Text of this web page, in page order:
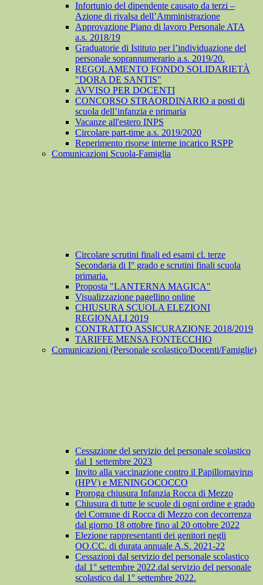
Infortunio del dipendente causato da terzi –
Azione di rivalsa dell’Amministrazione
Approvazione Piano di lavoro Personale ATA
a.s. 2018/19
Graduatorie di Istituto per l’individuazione del
personale soprannumerario a.s. 2019/20.
REGOLAMENTO FONDO SOLIDARIETÀ
"DORA DE SANTIS"
AVVISO PER DOCENTI
CONCORSO STRAORDINARIO a posti di
scuola dell’infanzia e primaria
Vacanze all'estero INPS
Circolare part-time a.s. 2019/2020
Reperimento risorse interne incarico RSPP
Comunicazioni Scuola-Famiglia
Circolare scrutini finali ed esami cl. terze
Secondaria di I° grado e scrutini finali scuola
primaria.
Proposta "LANTERNA MAGICA"
Visualizzazione pagellino online
CHIUSURA SCUOLA ELEZIONI
REGIONALI 2019
CONTRATTO ASSICURAZIONE 2018/2019
TARIFFE MENSA FONTECCHIO
Comunicazioni (Personale scolastico/Docenti/Famiglie)
Cessazione del servizio del personale scolastico
dal 1 settembre 2023
Invito alla vaccinazione contro il Papillomavirus
(HPV) e MENINGOCOCCO
Proroga chiusura Infanzia Rocca di Mezzo
Chiusura di tutte le scuole di ogni ordine e grado
del Comune di Rocca di Mezzo con decorrenza
dal giorno 18 ottobre fino al 20 ottobre 2022
Elezione rappresentanti dei genitori negli
OO.CC. di durata annuale A.S. 2021-22
Cessazioni dal servizio del personale scolastico
dal 1° settembre 2022.dal servizio del personale
scolastico dal 1° settembre 2022.